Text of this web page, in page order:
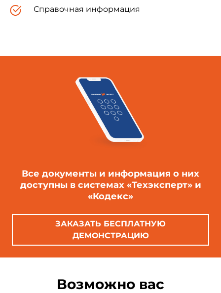
Справочная информация
Все документы и информация о них
доступны в системах «Техэксперт» и
«Кодекс»
ЗАКАЗАТЬ БЕСПЛАТНУЮ
ДЕМОНСТРАЦИЮ
Возможно вас